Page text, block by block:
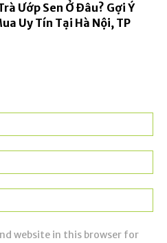
Ướp Sen Ở Đâu? Gợi Ý
Uy Tín Tại Hà Nội, TP
website in this browser for